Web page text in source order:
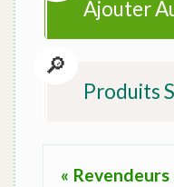
Ajouter
Produits
«